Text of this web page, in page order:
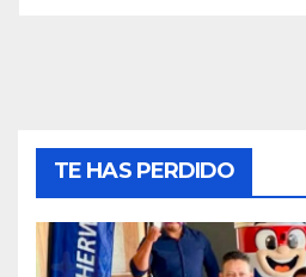
TE HAS PERDIDO